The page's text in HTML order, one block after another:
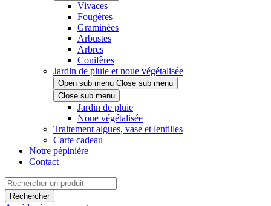
Vivaces
Fougères
Graminées
Arbustes
Arbres
Conifères
Jardin de pluie et noue végétalisée
Open sub menu Close sub menu
Close sub menu
Jardin de pluie
Noue végétalisée
Traitement algues, vase et lentilles
Carte cadeau
Notre pépinière
Contact
Rechercher